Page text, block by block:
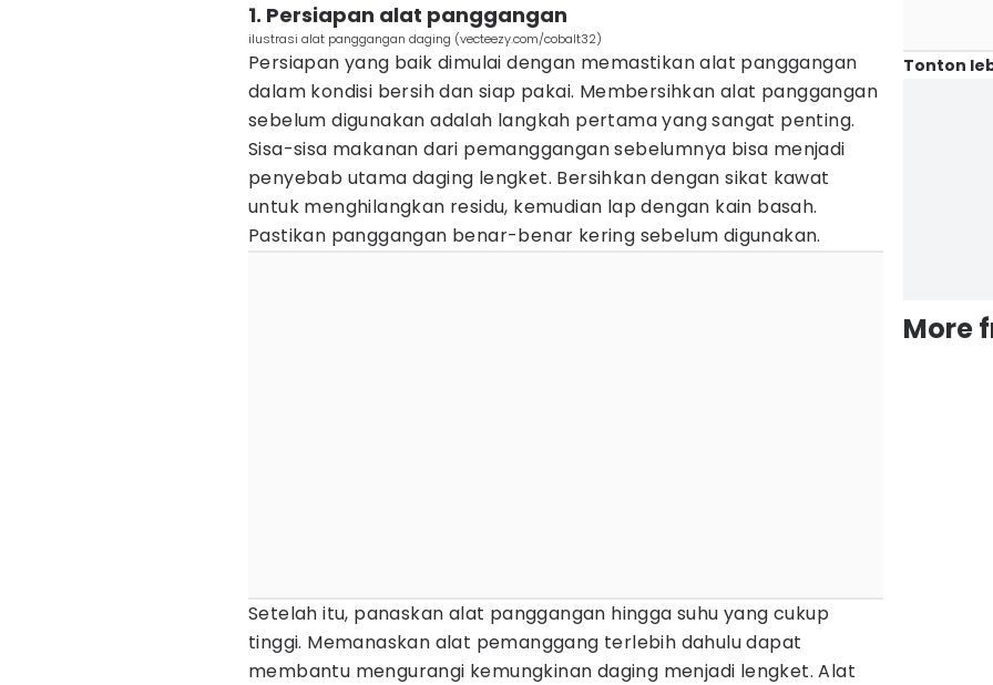
1. Persiapan alat panggangan
ilustrasi alat panggangan daging (vecteezy.com/cobalt32)
Persiapan yang baik dimulai dengan memastikan alat panggangan
dalam kondisi bersih dan siap pakai. Membersihkan alat panggangan
sebelum digunakan adalah langkah pertama yang sangat penting.
Sisa-sisa makanan dari pemanggangan sebelumnya bisa menjadi
penyebab utama daging lengket. Bersihkan dengan sikat kawat
untuk menghilangkan residu, kemudian lap dengan kain basah.
Pastikan panggangan benar-benar kering sebelum digunakan.
Setelah itu, panaskan alat panggangan hingga suhu yang cukup
tinggi. Memanaskan alat pemanggang terlebih dahulu dapat
membantu mengurangi kemungkinan daging menjadi lengket. Alat
Tonton
More